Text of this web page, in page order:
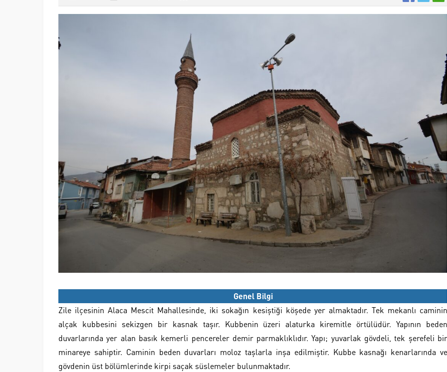
Genel Bilgi
Zile ilçesinin Alaca Mescit Mahallesinde, iki sokağın kesiştiği köşede yer almaktadır. Tek mekanlı caminin
alçak kubbesini sekizgen bir kasnak taşır. Kubbenin üzeri alaturka kiremitle örtülüdür. Yapının beden
duvarlarında yer alan basık kemerli pencereler demir parmaklıklıdır. Yapı; yuvarlak gövdeli, tek şerefeli bir
minareye sahiptir. Caminin beden duvarları moloz taşlarla inşa edilmiştir. Kubbe kasnağı kenarlarında ve
gövdenin üst bölümlerinde kirpi saçak süslemeler bulunmaktadır.